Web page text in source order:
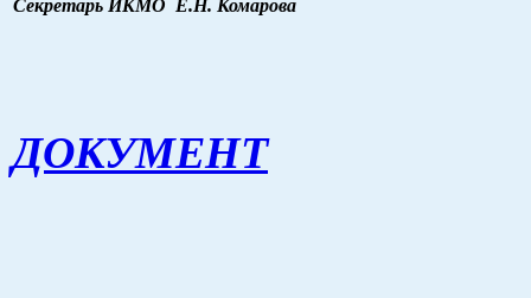
Секретарь ИКМО Е.Н. Комарова
ДОКУМЕНТ